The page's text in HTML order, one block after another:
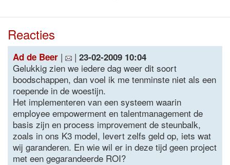
Reacties
Ad de Beer | | 23-02-2009 10:04
Gelukkig zien we iedere dag weer dit soort
boodschappen, dan voel ik me tenminste niet als een
roepende in de woestijn.
Het implementeren van een systeem waarin
employee empowerment en talentmanagement de
basis zijn en process improvement de steunbalk,
zoals in ons K3 model, levert zelfs geld op, iets wat
wij garanderen. En wie wil er in deze tijd geen project
met een gegarandeerde ROI?